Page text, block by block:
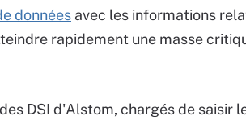
données avec les informations
rapidement une masse
DSI d'Alstom, chargés de saisir